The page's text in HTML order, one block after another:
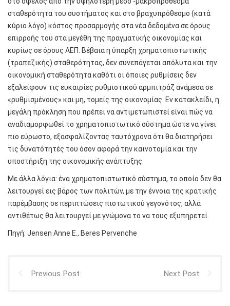
σταθερότητα του συστήματος και στο βραχυπρόθεσμο (κατά
κύριο λόγο) κόστος προσαρμογής στα νέα δεδομένα σε όρους
επιρροής του στα μεγέθη της πραγματικής οικονομίας και
κυρίως σε όρους ΑΕΠ. Βέβαια η ύπαρξη χρηματοπιστωτικής
(τραπεζικής) σταθερότητας, δεν συνεπάγεται απόλυτα και την
οικονομική σταθερότητα καθότι οι όποιες ρυθμίσεις δεν
εξαλείφουν τις ευκαιρίες ρυθμιστικού αρμπιτράζ ανάμεσα σε
«ρυθμισμένους» και μη, τομείς της οικονομίας. Εν κατακλείδι, η
μεγάλη πρόκληση που πρέπει να αντιμετωπιστεί είναι πώς να
αναδιαμορφωθεί το χρηματοπιστωτικό σύστημα ώστε να γίνει
πιο εύρωστο, εξασφαλίζοντας ταυτόχρονα ότι θα διατηρήσει
τις δυνατότητές του όσον αφορά την καινοτομία και την
υποστήριξη της οικονομικής ανάπτυξης.
Με άλλα λόγια: ένα χρηματοπιστωτικό σύστημα, το οποίο δεν θα
λειτουργεί εις βάρος των πολιτών, με την έννοια της κρατικής
παρέμβασης σε περιπτώσεις πιστωτικού γεγονότος, αλλά
αντιθέτως θα λειτουργεί με γνώμονα το να τους εξυπηρετεί.
Πηγή: Jensen Anne E., Beres Pervenche
Previous Post Next Post